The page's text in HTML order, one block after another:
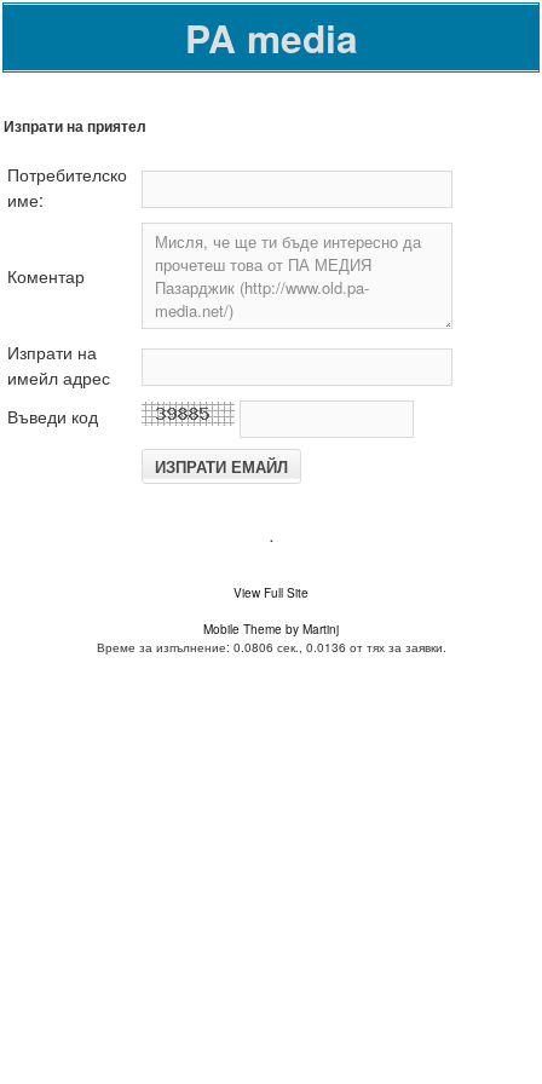
PA media
Изпрати на приятел
Потребителско
име:
Коментар
Изпрати на
имейл адрес
Въведи код
.
View Full Site
Mobile Theme by Martinj
Време за изпълнение: 0.0806 сек., 0.0136 от тях за заявки.